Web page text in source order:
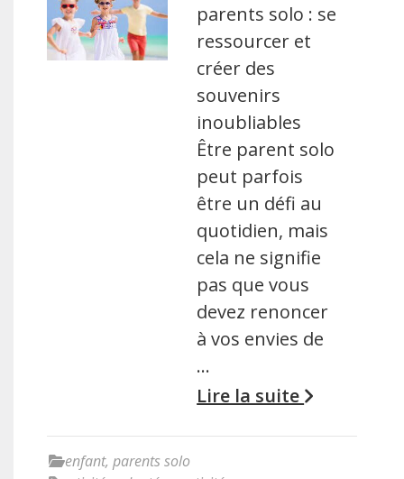
parents solo : se
ressourcer et
créer des
souvenirs
inoubliables
Être parent solo
peut parfois
être un défi au
quotidien, mais
cela ne signifie
pas que vous
devez renoncer
à vos envies de
…
Lire la suite
enfant, parents solo